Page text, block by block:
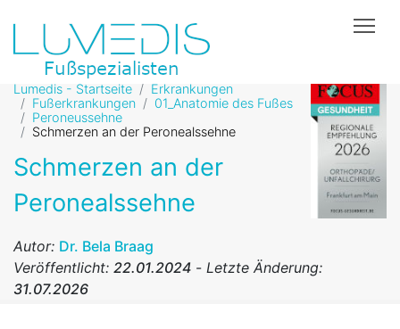
Lumedis - Startseite
Erkrankungen
Fußerkrankungen
01_Anatomie des Fußes
Peroneussehne
Schmerzen an der Peronealssehne
Schmerzen an der
Peronealssehne
Autor: Dr. Bela Braag
Veröffentlicht: 22.01.2024 - Letzte Änderung:
31.07.2026